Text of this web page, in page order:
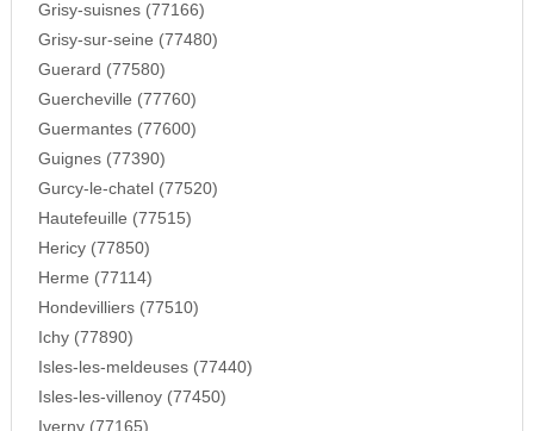
Grisy-suisnes (77166)
Grisy-sur-seine (77480)
Guerard (77580)
Guercheville (77760)
Guermantes (77600)
Guignes (77390)
Gurcy-le-chatel (77520)
Hautefeuille (77515)
Hericy (77850)
Herme (77114)
Hondevilliers (77510)
Ichy (77890)
Isles-les-meldeuses (77440)
Isles-les-villenoy (77450)
Iverny (77165)